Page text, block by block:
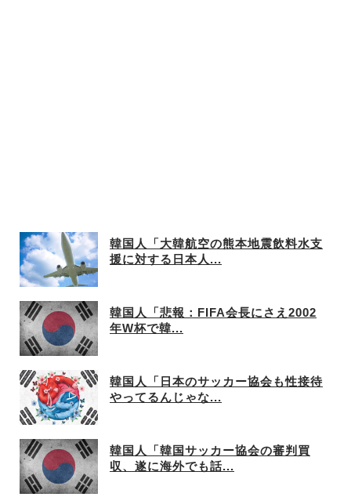
韓国人「大韓航空の熊本地震飲料水支
援に対する日本人...
韓国人「悲報：FIFA会長にさえ2002
年W杯で韓...
韓国人「日本のサッカー協会も性接待
やってるんじゃな...
韓国人「韓国サッカー協会の審判買
収、遂に海外でも話...